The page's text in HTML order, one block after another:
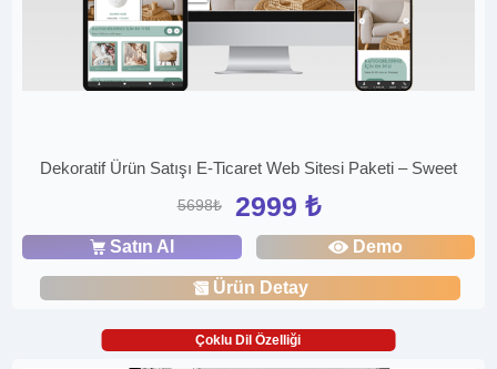
Dekoratif Ürün Satışı E-Ticaret Web Sitesi Paketi – Sweet
5698₺ 2999 ₺
Satın Al Demo
Ürün Detay
Çoklu Dil Özelliği